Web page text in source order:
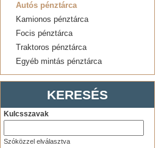
Autós pénztárca
Kamionos pénztárca
Focis pénztárca
Traktoros pénztárca
Egyéb mintás pénztárca
KERESÉS
Kulcsszavak
Szóközzel elválasztva